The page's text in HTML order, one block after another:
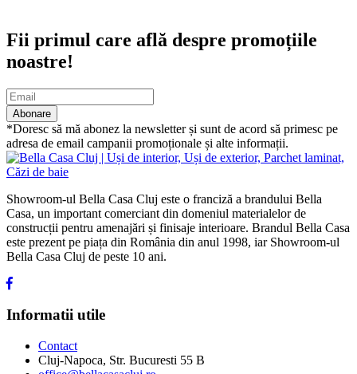
Fii primul care află despre promoțiile
noastre!
Abonare
*Doresc să mă abonez la newsletter și sunt de acord să primesc pe
adresa de email campanii promoționale și alte informații.
Showroom-ul Bella Casa Cluj este o franciză a brandului Bella
Casa, un important comerciant din domeniul materialelor de
construcții pentru amenajări și finisaje interioare. Brandul Bella Casa
este prezent pe piața din România din anul 1998, iar Showroom-ul
Bella Casa Cluj de peste 10 ani.
Informatii utile
Contact
Cluj-Napoca, Str. Bucuresti 55 B